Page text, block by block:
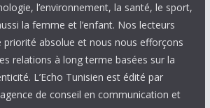
l’environnement, la santé, le sport,
la femme et l’enfant. Nos lecteurs
absolue et nous nous efforçons
relations à long terme basées sur la
L’Echo Tunisien est édité par
de conseil en communication et